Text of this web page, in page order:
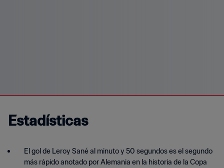
Estadísticas
El gol de Leroy Sané al minuto y 50 segundos es el segundo
más rápido anotado por Alemania en la historia de la Copa